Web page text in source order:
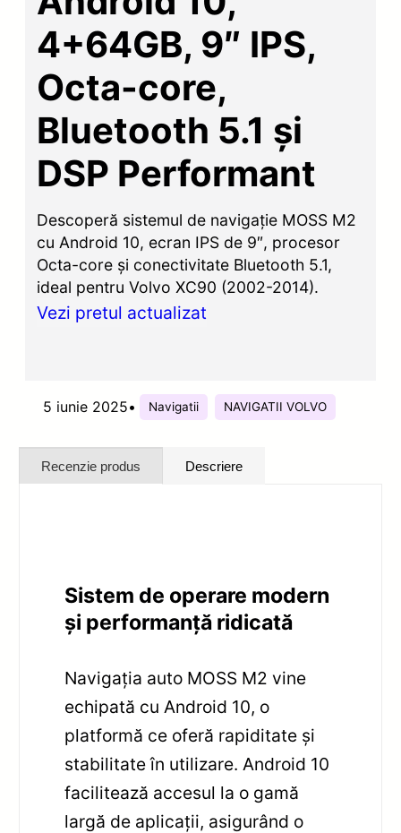
4+64GB, 9″ IPS,
Octa-core,
Bluetooth 5.1 și
DSP Performant
Descoperă sistemul de navigație MOSS M2
cu Android 10, ecran IPS de 9″, procesor
Octa-core și conectivitate Bluetooth 5.1,
ideal pentru Volvo XC90 (2002-2014).
Vezi pretul actualizat
5 iunie 2025• Navigatii NAVIGATII VOLVO
Recenzie produs Descriere
Sistem de operare modern
și performanță ridicată
Navigația auto MOSS M2 vine
echipată cu Android 10, o
platformă ce oferă rapiditate și
stabilitate în utilizare. Android 10
facilitează accesul la o gamă
largă de aplicații, asigurând o